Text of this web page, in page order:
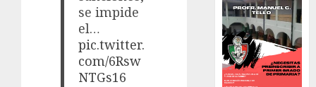
se impide
el…
pic.twitter.
com/6Rsw
NTGs16